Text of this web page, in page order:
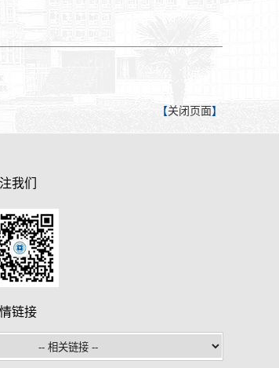
【关闭页面】
我们
链接